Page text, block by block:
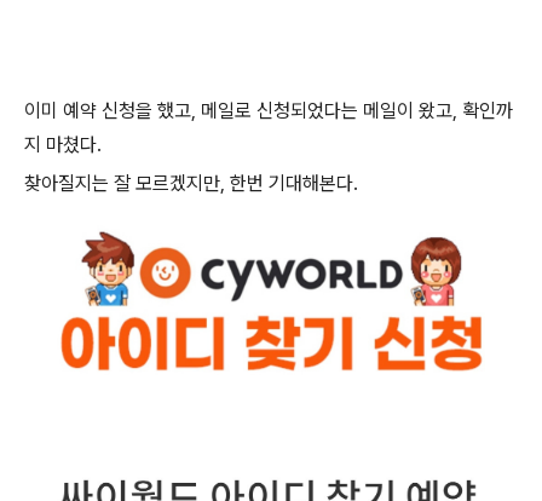
이미 예약 신청을 했고, 메일로 신청되었다는 메일이 왔고, 확인까
지 마쳤다.
찾아질지는 잘 모르겠지만, 한번 기대해본다.